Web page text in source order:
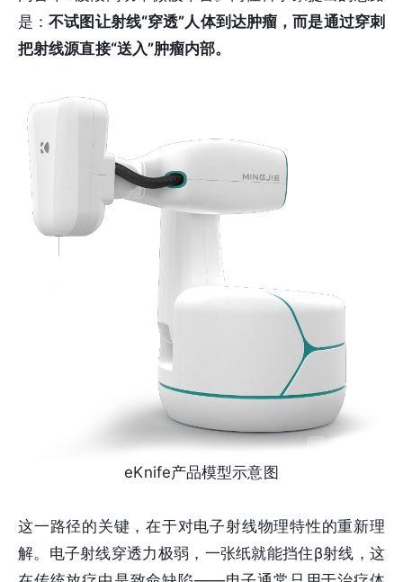
是：不试图让射线“穿透”人体到达肿瘤，而是通过穿刺
把射线源直接“送入”肿瘤内部。
eKnife产品模型示意图
这一路径的关键，在于对电子射线物理特性的重新理
解。电子射线穿透力极弱，一张纸就能挡住β射线，这